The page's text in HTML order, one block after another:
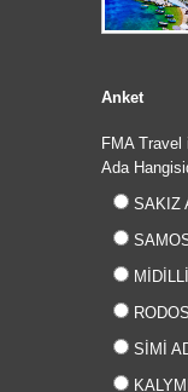
Anket
FMA Travel
Ada
SAKIZ
SİMİ